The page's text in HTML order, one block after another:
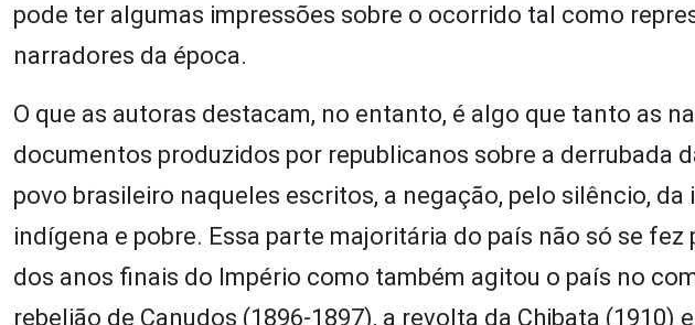
pode ter algumas impressões sobre o ocorrido tal como
narradores da época.
O que as autoras destacam, no entanto, é algo que tanto as
documentos produzidos por republicanos sobre a derrubada
povo brasileiro naqueles escritos, a negação, pelo silêncio,
indígena e pobre. Essa parte majoritária do país não só se
dos anos finais do Império como também agitou o país no
rebelião de Canudos (1896-1897), a revolta da Chibata (1910)